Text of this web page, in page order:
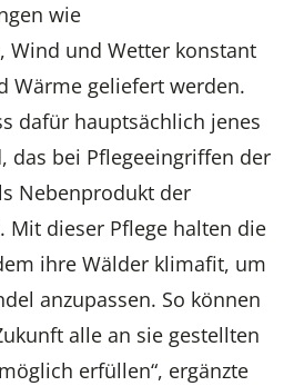
wie
Wind und Wetter konstant
Wärme geliefert werden.
dafür hauptsächlich jenes
das bei Pflegeeingriffen der
Nebenprodukt der
Mit dieser Pflege halten die
ihre Wälder klimafit, um
anzupassen. So können
alle an sie gestellten
erfüllen“, ergänzte